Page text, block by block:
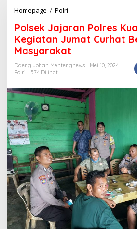
Homepage / Polri
l
s
e
k
a
a
r
a
n
P
o
l
r
e
s
K
a
n
s
Polsek Jajaran Polres
Kegiatan Jumat Curhat
Masyarakat
Daeng Johan Mentengnews
Mei 10, 2024
Polri
574 Dilihat